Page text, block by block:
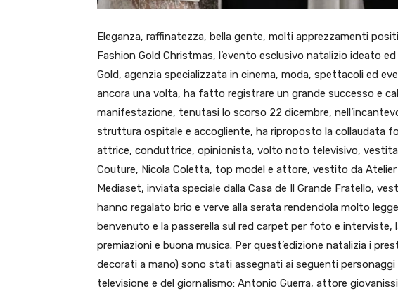
Eleganza, raffinatezza, bella gente, molti apprezzamenti
Fashion Gold Christmas, l’evento esclusivo natalizio ideato
Gold, agenzia specializzata in cinema, moda, spettacoli ed
ancora una volta, ha fatto registrare un grande successo e
manifestazione, tenutasi lo scorso 22 dicembre,
struttura ospitale e accogliente, ha riproposto la collaudata
attrice, conduttrice, opinionista, volto noto televisivo, vestita
Couture, Nicola Coletta, top model e attore, vestito da
Mediaset, inviata speciale dalla Casa de Il Grande Fratello,
hanno regalato brio e verve alla serata rendendola molto
benvenuto e la passerella sul red carpet per foto e interviste,
premiazioni e buona musica. Per quest’edizione natalizia i
decorati a mano) sono stati assegnati ai seguenti
televisione e del giornalismo: Antonio Guerra, attore